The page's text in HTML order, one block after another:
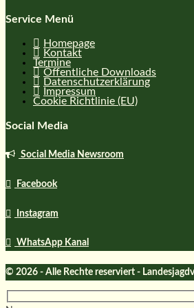
Service Menü
Homepage
Kontakt
Termine
Öffentliche Downloads
Datenschutzerklärung
Impressum
Cookie Richtlinie (EU)
Social Media
Social Media Newsroom
Facebook
Instagram
WhatsApp Kanal
© 2026 - Alle Rechte reserviert -